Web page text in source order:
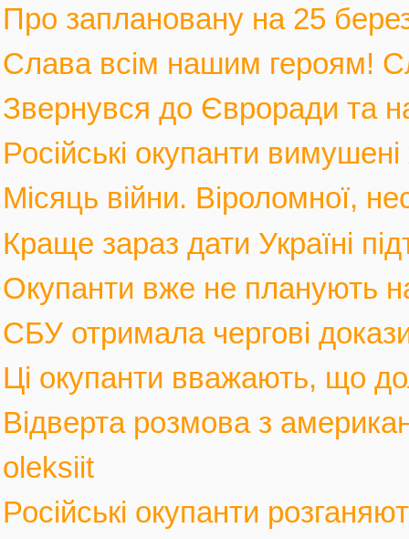
Про заплановану на 25
Слава всім нашим героям!
Звернувся до Євроради та
Російські окупанти
Місяць війни. Віроломної,
Краще зараз дати Україні
Окупанти вже не планують
СБУ отримала чергові
Ці окупанти вважають, що
Відверта розмова з
oleksiit
Російські окупанти